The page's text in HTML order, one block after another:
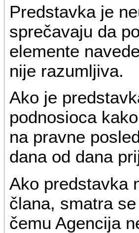
Predstavka je
sprečavaju da
elemente
nije razumljiva.
Ako je
podnosioca
na pravne
dana od dana
Ako predstavka
člana, smatra
čemu Agencija